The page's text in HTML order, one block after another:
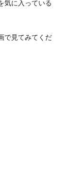
気に入っている
で見てみてくだ